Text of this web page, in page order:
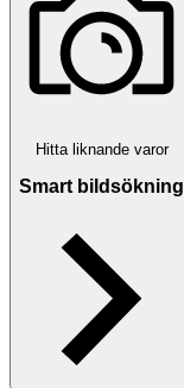
Hitta liknande varor
Smart bildsökning